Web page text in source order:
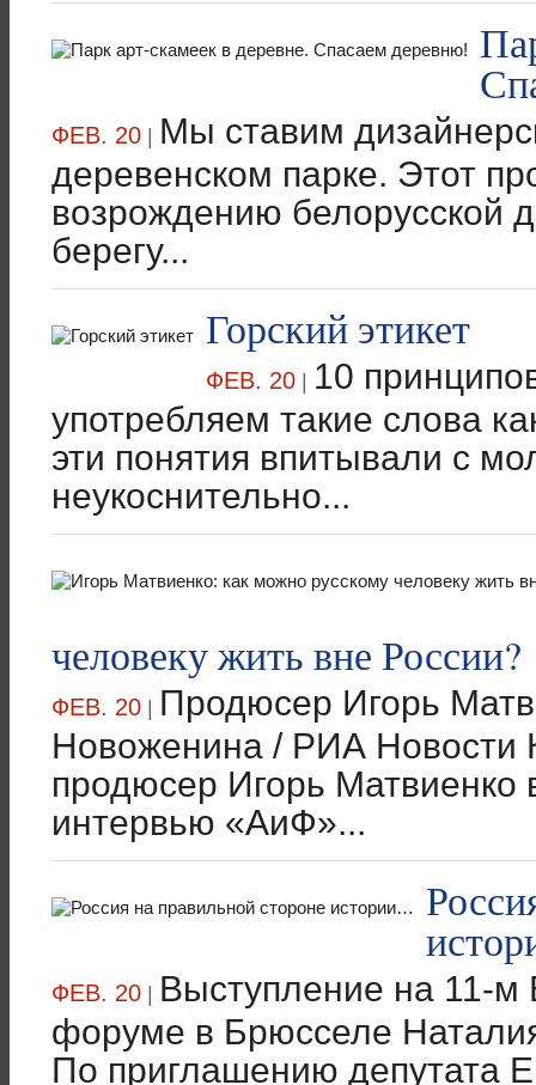
ФЕВ. 20 | Мы ставим
деревенском парке. Этот
возрождению белорусской
берегу...
Горский этикет
ФЕВ. 20 | 10
употребляем такие слова
эти понятия впитывали с
неукоснительно...
человеку жить вне России?
ФЕВ. 20 | Продюсер Игорь
Новоженина / РИА Новости
продюсер Игорь Матвиенко
интервью «АиФ»...
ФЕВ. 20 | Выступление на 11-м
форуме в Брюсселе
По приглашению депутата